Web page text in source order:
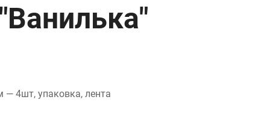
— 4шт, упаковка, лента